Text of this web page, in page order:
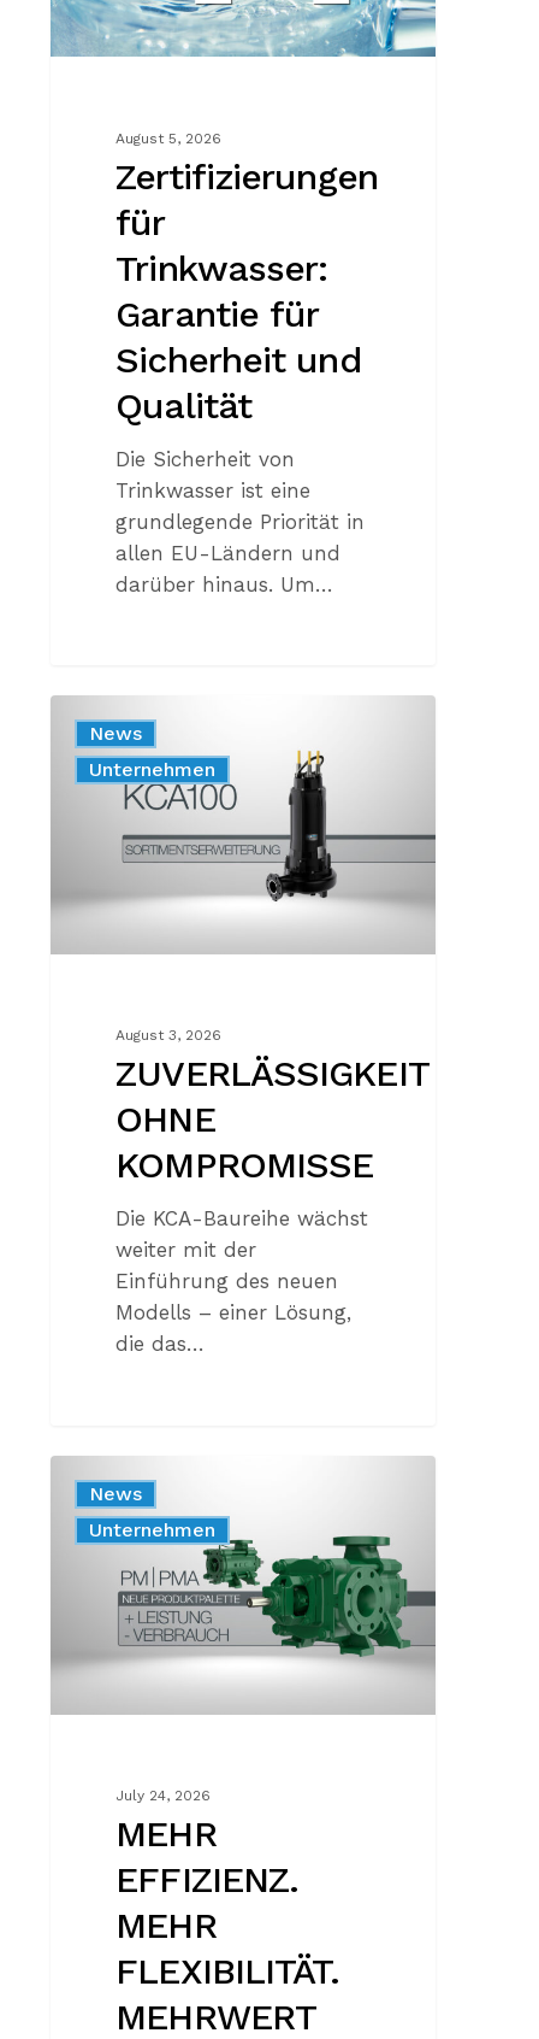
Qualität
August 5, 2026
Zertifizierungen
für
Trinkwasser:
Garantie für
Sicherheit und
Qualität
Die Sicherheit von
Trinkwasser ist eine
grundlegende Priorität in
allen EU-Ländern und
darüber hinaus. Um…
OHNE
KOMPROMISSE
News
Produkt
Unternehmen
August 3, 2026
ZUVERLÄSSIGKEIT
OHNE
KOMPROMISSE
Die KCA-Baureihe wächst
weiter mit der
Einführung des neuen
Modells – einer Lösung,
die das…
EFFIZIENZ.
MEHR
FLEXIBILITÄT.
MEHRWERT
JEDE
News
Produkt
Unternehmen
July 24, 2026
MEHR
EFFIZIENZ.
MEHR
FLEXIBILITÄT.
MEHRWERT